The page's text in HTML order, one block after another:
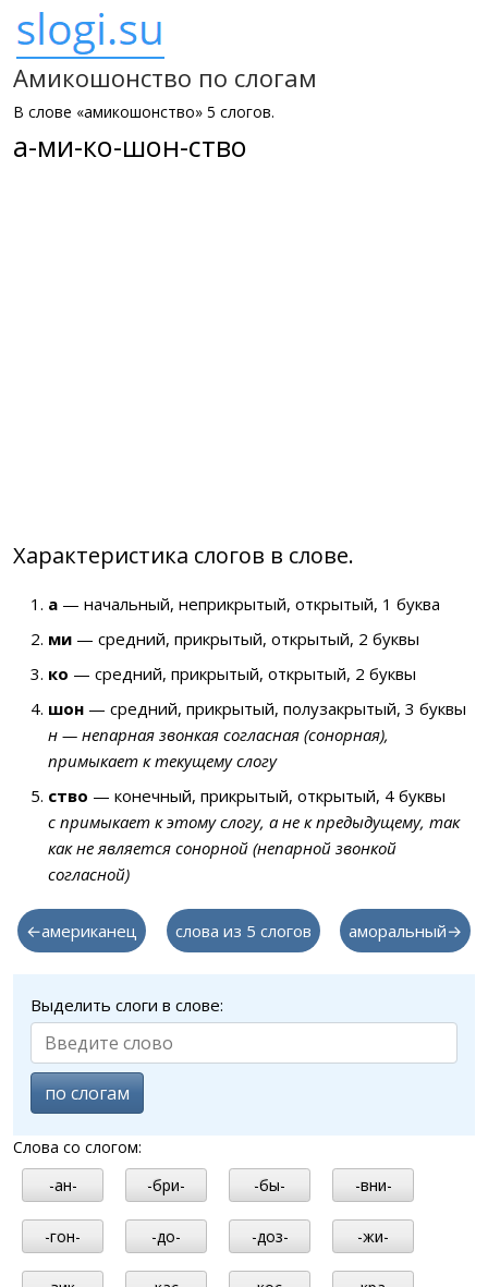
Амикошонство по слогам
В слове «амикошонство» 5 слогов.
а-ми-ко-шон-ство
Характеристика слогов в слове.
а — начальный, неприкрытый, открытый, 1 буква
ми — средний, прикрытый, открытый, 2 буквы
ко — средний, прикрытый, открытый, 2 буквы
шон — средний, прикрытый, полузакрытый, 3 буквы
н — непарная звонкая согласная (сонорная),
примыкает к текущему слогу
ство — конечный, прикрытый, открытый, 4 буквы
с примыкает к этому слогу, а не к предыдущему, так
как не является сонорной (непарной звонкой
согласной)
←американец слова из 5 слогов аморальный→
Выделить слоги в слове:
по слогам
Слова со слогом:
-ан-
-бри- -бы- -вни-
-гон- -до- -доз- -жи-